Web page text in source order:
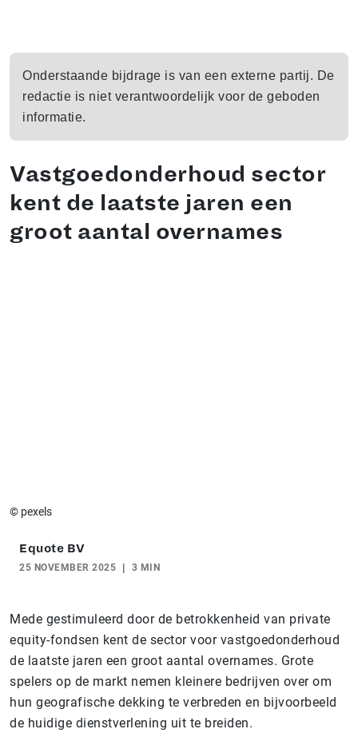
Onderstaande bijdrage is van een externe partij. De
redactie is niet verantwoordelijk voor de geboden
informatie.
Vastgoedonderhoud sector
kent de laatste jaren een
groot aantal overnames
© pexels
Equote BV
25 NOVEMBER 2025 3 MIN
Mede gestimuleerd door de betrokkenheid van private
equity-fondsen kent de sector voor vastgoedonderhoud
de laatste jaren een groot aantal overnames. Grote
spelers op de markt nemen kleinere bedrijven over om
hun geografische dekking te verbreden en bijvoorbeeld
de huidige dienstverlening uit te breiden.